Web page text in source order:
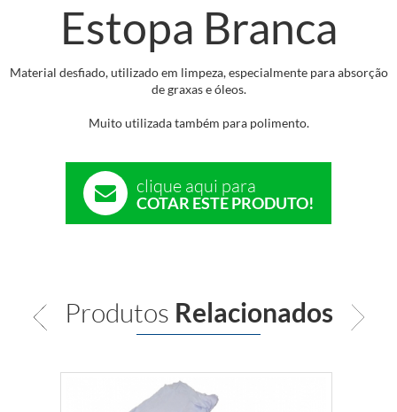
Estopa Branca
Material desfiado, utilizado em limpeza, especialmente para absorção
de graxas e óleos.
Muito utilizada também para polimento.
clique aqui para
COTAR ESTE PRODUTO!
Produtos Relacionados